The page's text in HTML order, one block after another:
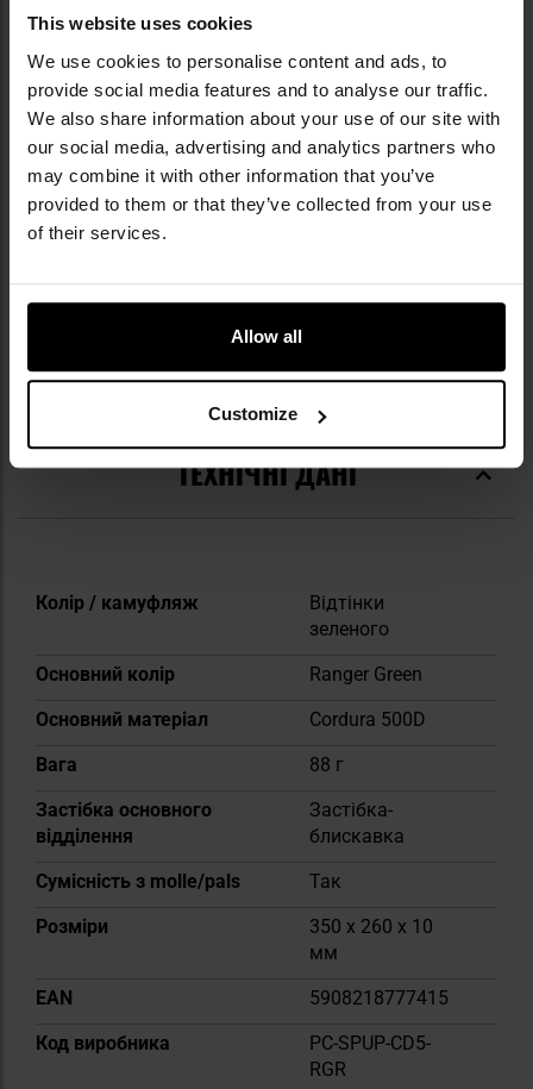
This website uses cookies
We use cookies to personalise content and ads, to
provide social media features and to analyse our traffic.
We also share information about your use of our site with
our social media, advertising and analytics partners who
may combine it with other information that you’ve
provided to them or that they’ve collected from your use
of their services.
Allow all
Customize
Direct Action — польський бренд, який з 2014
року постачає сучасне тактичне
спорядження, що використовується
елітними підрозділами спеціального
призначення, зокрема JW GROM і
французьким RAID. Поєднуючи досвід
військових експертів з інноваційним
підходом до проєктування, він створює
Spitfire чи рюкзаки Halifax, вирізняються
ергономікою, увагою до деталей і
ТЕХНІЧНІ ДАНІ
Докладніше
Колір / камуфляж
Відтінки
зеленого
Основний колір
Ranger Green
Основний матеріал
Cordura 500D
Вага
88 г
Застібка основного
відділення
Застібка-
блискавка
Сумісність з molle/pals
Так
Розміри
350 x 260 x 10
мм
EAN
5908218777415
Код виробника
PC-SPUP-CD5-
RGR